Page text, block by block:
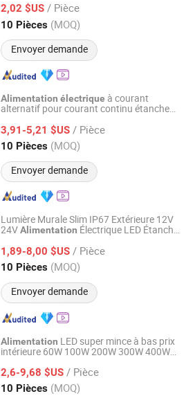
24V IP67 Driver LED
2,02 $US / Pièce
10 Pièces (MOQ)
Envoyer demande
Depuis 2014
Alimentation électrique à courant
alternatif pour courant continu étanche
unique 24V 350W Alimentation
découpage extérieure avec ventilateur
3,91-5,21 $US / Pièce
10 Pièces (MOQ)
Envoyer demande
Depuis 2014
Lumière Murale Slim IP67 Extérieure 12V
24VAlimentation Électrique LED Étanche
Bain
1,89-8,00 $US / Pièce
10 Pièces (MOQ)
Envoyer demande
Depuis 2014
Alimentation LED super mince à bas prix
intérieure 60W 100W 200W 300W 400W
alimentationà découpage
2,6-9,68 $US / Pièce
10 Pièces (MOQ)
Depuis 2014